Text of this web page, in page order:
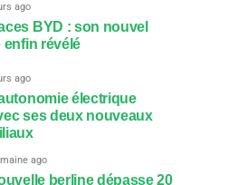
ago
BYD : son nouvel
enfin révélé
ago
électrique
ses deux nouveaux
ago
berline dépasse 20